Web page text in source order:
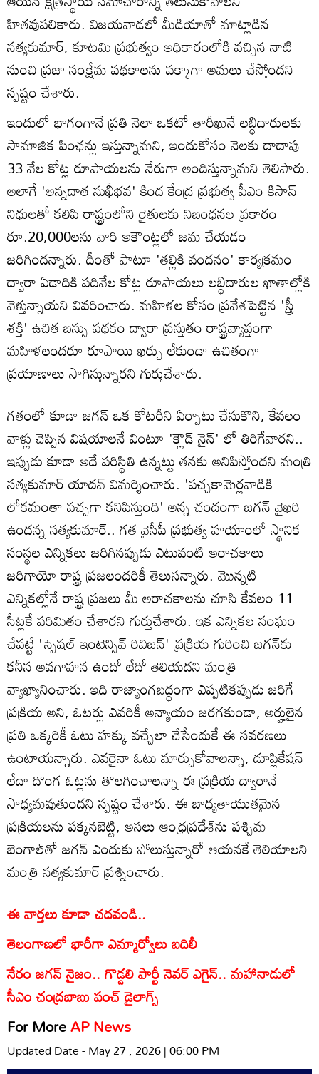
హితవుపలికారు. విజయవాడలో మీడియాతో మాట్లాడిన
సత్యకుమార్, కూటమి ప్రభుత్వం అధికారంలోకి వచ్చిన నాటి
నుంచి ప్రజా సంక్షేమ పథకాలను పక్కాగా అమలు చేస్తోందని
స్పష్టం చేశారు.
ఇందులో భాగంగానే ప్రతి నెలా ఒకటో తారీఖునే లబ్ధిదారులకు
సామాజిక పింఛన్లు ఇస్తున్నామని, ఇందుకోసం నెలకు దాదాపు
33 వేల కోట్ల రూపాయలను నేరుగా అందిస్తున్నామని తెలిపారు.
అలాగే 'అన్నదాత సుఖీభవ' కింద కేంద్ర ప్రభుత్వ పీఎం కిసాన్
నిధులతో కలిపి రాష్ట్రంలోని రైతులకు నిబంధనల ప్రకారం
రూ.20,000లను వారి అకౌంట్లలో జమ చేయడం
జరిగిందన్నారు. దీంతో పాటూ 'తల్లికి వందనం' కార్యక్రమం
ద్వారా ఏడాదికి పదివేల కోట్ల రూపాయలు లబ్ధిదారుల ఖాతాల్లోకి
వెళ్తున్నాయని వివరించారు. మహిళల కోసం ప్రవేశపెట్టిన 'స్త్రీ
శక్తి' ఉచిత బస్సు పథకం ద్వారా ప్రస్తుతం రాష్ట్రవ్యాప్తంగా
మహిళలందరూ రూపాయి ఖర్చు లేకుండా ఉచితంగా
ప్రయాణాలు సాగిస్తున్నారని గుర్తుచేశారు.
గతంలో కూడా జగన్ ఒక కోటరీని ఏర్పాటు చేసుకొని, కేవలం
వాళ్లు చెప్పిన విషయాలనే వింటూ 'క్లౌడ్ నైన్' లో తిరిగేవారని..
ఇప్పుడు కూడా అదే పరిస్థితి ఉన్నట్టు తనకు అనిపిస్తోందని మంత్రి
సత్యకుమార్ యాదవ్ విమర్శించారు. 'పచ్చకామెర్లవాడికి
లోకమంతా పచ్చగా కనిపిస్తుంది' అన్న చందంగా జగన్ వైఖరి
ఉందన్న సత్యకుమార్.. గత వైసీపీ ప్రభుత్వ హయాంలో స్థానిక
సంస్థల ఎన్నికలు జరిగినప్పుడు ఎటువంటి అరాచకాలు
జరిగాయో రాష్ట్ర ప్రజలందరికీ తెలుసన్నారు. మొన్నటి
ఎన్నికల్లోనే రాష్ట్ర ప్రజలు మీ అరాచకాలను చూసి కేవలం 11
సీట్లకే పరిమితం చేశారని గుర్తుచేశారు. ఇక ఎన్నికల సంఘం
చేపట్టే 'స్పెషల్ ఇంటెన్సివ్ రివిజన్' ప్రక్రియ గురించి జగన్‌కు
కనీస అవగాహన ఉందో లేదో తెలియదని మంత్రి
వ్యాఖ్యానించారు. ఇది రాజ్యాంగబద్ధంగా ఎప్పటికప్పుడు జరిగే
ప్రక్రియ అని, ఓటర్లు ఎవరికీ అన్యాయం జరగకుండా, అర్హులైన
ప్రతి ఒక్కరికీ ఓటు హక్కు వచ్చేలా చేసేందుకే ఈ సవరణలు
ఉంటాయన్నారు. ఎవరైనా ఓటు మార్చుకోవాలన్నా, డూప్లికేషన్
లేదా దొంగ ఓట్లను తొలగించాలన్నా ఈ ప్రక్రియ ద్వారానే
సాధ్యమవుతుందని స్పష్టం చేశారు. ఈ బాధ్యతాయుతమైన
ప్రక్రియలను పక్కనబెట్టి, అసలు ఆంధ్రప్రదేశ్‌ను పశ్చిమ
బెంగాల్‌తో జగన్ ఎందుకు పోలుస్తున్నారో ఆయనకే తెలియాలని
మంత్రి సత్యకుమార్ ప్రశ్నించారు.
ఈ వార్తలు కూడా చదవండి..
తెలంగాణలో భారీగా ఎమ్మార్వోలు బదిలీ
నేరం జగన్ నైజం.. గొడ్డలి పార్టీ నెవర్ ఎగైన్.. మహానాడులో
సీఎం చంద్రబాబు పంచ్ డైలాగ్స్
For MoreAP News
Updated Date - May 27 , 2026 | 06:00 PM